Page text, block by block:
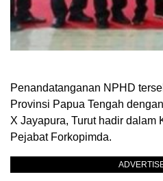
Penandatanganan NPHD
Provinsi Papua Tengah
X Jayapura, Turut hadir dalam
Pejabat Forkopimda.